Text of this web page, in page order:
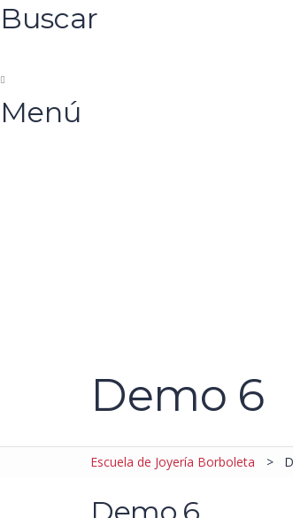
Buscar
Menú
Demo 6
Escuela de Joyería Borboleta >